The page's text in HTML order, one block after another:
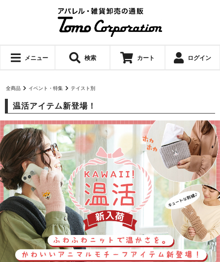
メニュー 検索 カート ログイン
全商品 イベント・特集 テイスト別
温活アイテム新登場！